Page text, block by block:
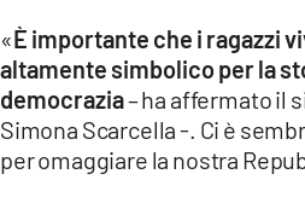
LACAPITALENEWS.IT
App
ANDROID
«È importante che i ragazzi
altamente simbolico per la
democrazia– ha affermato il
Simona Scarcella -. Ci è
per omaggiare la nostra